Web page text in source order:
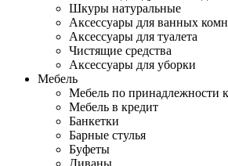
Шкуры натуральные
Аксессуары для ванных
Аксессуары для туалета
Чистящие средства
Аксессуары для уборки
Мебель
Мебель по принадлежности
Мебель в кредит
Банкетки
Барные стулья
Буфеты
Диваны